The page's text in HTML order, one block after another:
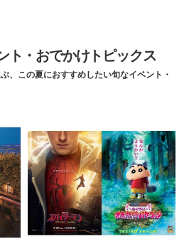
ト・おでかけトピックス
、この夏におすすめしたい旬なイベント・